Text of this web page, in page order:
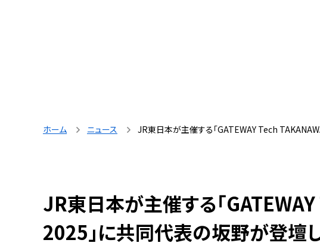
ホーム ニュース JR東日本が主催する「GATEWAY Tech
JR東日本が主催する「
2025」に共同代表の坂野が登壇